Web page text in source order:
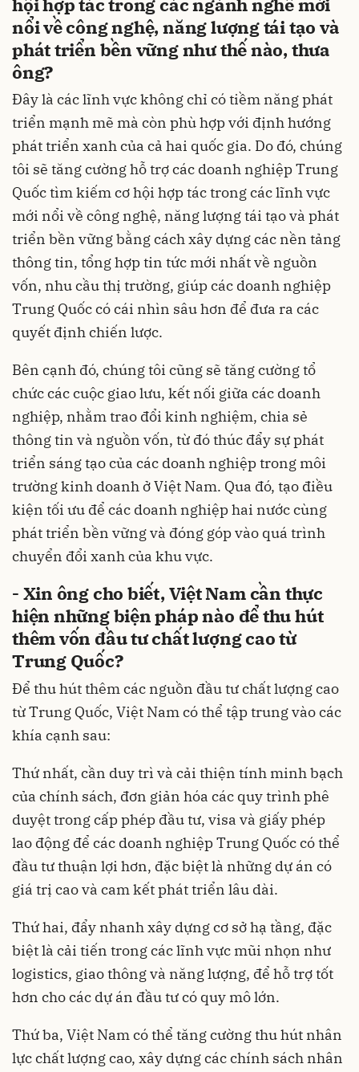
nổi về công nghệ, năng lượng tái tạo và
phát triển bền vững như thế nào, thưa
ông?
Đây là các lĩnh vực không chỉ có tiềm năng phát
triển mạnh mẽ mà còn phù hợp với định hướng
phát triển xanh của cả hai quốc gia. Do đó, chúng
tôi sẽ tăng cường hỗ trợ các doanh nghiệp Trung
Quốc tìm kiếm cơ hội hợp tác trong các lĩnh vực
mới nổi về công nghệ, năng lượng tái tạo và phát
triển bền vững bằng cách xây dựng các nền tảng
thông tin, tổng hợp tin tức mới nhất về nguồn
vốn, nhu cầu thị trường, giúp các doanh nghiệp
Trung Quốc có cái nhìn sâu hơn để đưa ra các
quyết định chiến lược.
Bên cạnh đó, chúng tôi cũng sẽ tăng cường tổ
chức các cuộc giao lưu, kết nối giữa các doanh
nghiệp, nhằm trao đổi kinh nghiệm, chia sẻ
thông tin và nguồn vốn, từ đó thúc đẩy sự phát
triển sáng tạo của các doanh nghiệp trong môi
trường kinh doanh ở Việt Nam. Qua đó, tạo điều
kiện tối ưu để các doanh nghiệp hai nước cùng
phát triển bền vững và đóng góp vào quá trình
chuyển đổi xanh của khu vực.
- Xin ông cho biết, Việt Nam cần thực
hiện những biện pháp nào để thu hút
thêm vốn đầu tư chất lượng cao từ
Trung Quốc?
Để thu hút thêm các nguồn đầu tư chất lượng cao
từ Trung Quốc, Việt Nam có thể tập trung vào các
khía cạnh sau:
Thứ nhất, cần duy trì và cải thiện tính minh bạch
của chính sách, đơn giản hóa các quy trình phê
duyệt trong cấp phép đầu tư, visa và giấy phép
lao động để các doanh nghiệp Trung Quốc có thể
đầu tư thuận lợi hơn, đặc biệt là những dự án có
giá trị cao và cam kết phát triển lâu dài.
Thứ hai, đẩy nhanh xây dựng cơ sở hạ tầng, đặc
biệt là cải tiến trong các lĩnh vực mũi nhọn như
logistics, giao thông và năng lượng, để hỗ trợ tốt
hơn cho các dự án đầu tư có quy mô lớn.
Thứ ba, Việt Nam có thể tăng cường thu hút nhân
lực chất lượng cao, xây dựng các chính sách nhân